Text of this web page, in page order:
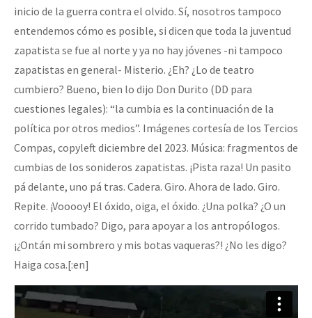
Fotorreportaje
Video
Otras secciones
Semillero Guerra contra la Humanidad. (Las poblaciones y
la naturaleza bajo asedio)
Libros para descargar
Medios Libres
Eventos
Contacto
inicio de la guerra contra el olvido. Sí, nosotros tampoco
entendemos cómo es posible, si dicen que toda la juventud
zapatista se fue al norte y ya no hay jóvenes -ni tampoco
zapatistas en general- Misterio. ¿Eh? ¿Lo de teatro
cumbiero? Bueno, bien lo dijo Don Durito (DD para
cuestiones legales): “la cumbia es la continuación de la
política por otros medios”. Imágenes cortesía de los Tercios
Compas, copyleft diciembre del 2023. Música: fragmentos de
cumbias de los sonideros zapatistas. ¡Pista raza! Un pasito
pá delante, uno pá tras. Cadera. Giro. Ahora de lado. Giro.
Repite. ¡Vooooy! El óxido, oiga, el óxido. ¿Una polka? ¿O un
corrido tumbado? Digo, para apoyar a los antropólogos.
¡¿Ontán mi sombrero y mis botas vaqueras?! ¿No les digo?
Haiga cosa.[:en]